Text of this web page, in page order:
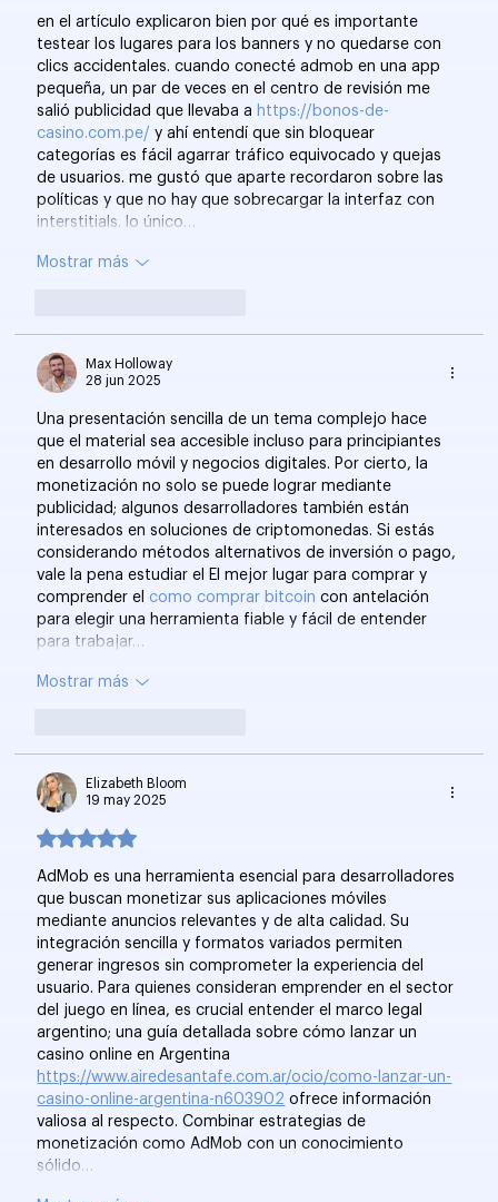
en el artículo explicaron bien por qué es importante
testear los lugares para los banners y no quedarse con
clics accidentales. cuando conecté admob en una app
pequeña, un par de veces en el centro de revisión me
salió publicidad que llevaba a https://bonos-de-
casino.com.pe/ y ahí entendí que sin bloquear
categorías es fácil agarrar tráfico equivocado y quejas
de usuarios. me gustó que aparte recordaron sobre las
políticas y que no hay que sobrecargar la interfaz con
interstitials. lo único…
Mostrar más
Max Holloway
28 jun 2025
Una presentación sencilla de un tema complejo hace
que el material sea accesible incluso para principiantes
en desarrollo móvil y negocios digitales. Por cierto, la
monetización no solo se puede lograr mediante
publicidad; algunos desarrolladores también están
interesados ​​en soluciones de criptomonedas. Si estás
considerando métodos alternativos de inversión o pago,
vale la pena estudiar el El mejor lugar para comprar y
comprender el como comprar bitcoin con antelación
para elegir una herramienta fiable y fácil de entender
para trabajar…
Mostrar más
Elizabeth Bloom
19 may 2025
Obtuvo 5 de 5 estrellas.
AdMob es una herramienta esencial para desarrolladores
que buscan monetizar sus aplicaciones móviles
mediante anuncios relevantes y de alta calidad. Su
integración sencilla y formatos variados permiten
generar ingresos sin comprometer la experiencia del
usuario. Para quienes consideran emprender en el sector
del juego en línea, es crucial entender el marco legal
argentino; una guía detallada sobre cómo lanzar un
casino online en Argentina
https://www.airedesantafe.com.ar/ocio/como-lanzar-un-
casino-online-argentina-n603902 ofrece información
valiosa al respecto. Combinar estrategias de
monetización como AdMob con un conocimiento
sólido…